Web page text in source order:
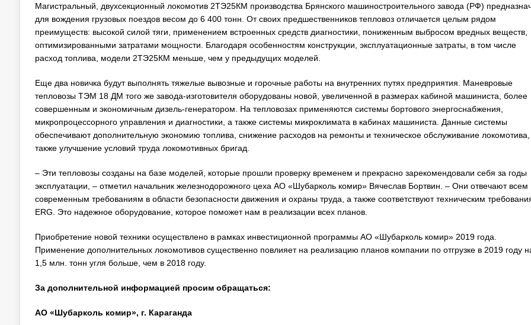
Магистральный, двухсекционный локомотив 2ТЭ25КМ производства Брянского машиностроительного завода (РФ)
для вождения грузовых поездов весом до 6 400 тонн. От своих предшественников тепловоз отличается целым рядом
преимуществ: высокой силой тяги, применением встроенных средств диагностики, пониженным выбросом вредных веществ,
оптимизированными затратами мощности. Благодаря особенностям конструкции, эксплуатационные затраты, в том числе
расход топлива, модели 2ТЭ25КМ меньше, чем у предыдущих моделей.
Еще два новичка будут выполнять тяжелые вывозные и горочные работы на внутренних путях предприятия. Маневровые
тепловозы ТЭМ 18 ДМ того же завода-изготовителя оборудованы новой, увеличенной в размерах кабиной машиниста, более
совершенным и экономичным дизель-генератором. На тепловозах применяются системы бортового энергоснабжения,
микропроцессорного управления и диагностики, а также системы микроклимата в кабинах машиниста. Данные системы
обеспечивают дополнительную экономию топлива, снижение расходов на ремонты и техническое обслуживание
также улучшение условий труда локомотивных бригад.
– Эти тепловозы созданы на базе моделей, которые прошли проверку временем и прекрасно зарекомендовали себя за годы
эксплуатации, – отметил начальник железнодорожного цеха АО «Шубарколь комир» Вячеслав Бортвин. – Они отвечают всем
современным требованиям в области безопасности движения и охраны труда, а также соответствуют техническим
ERG. Это надежное оборудование, которое поможет нам в реализации всех планов.
Приобретение новой техники осуществлено в рамках инвестиционной программы АО «Шубарколь комир» 2019 года.
Применение дополнительных локомотивов существенно повлияет на реализацию планов компании по отгрузке в 2019 году
1,5 млн. тонн угля больше, чем в 2018 году.
За дополнительной информацией просим обращаться:
АО «Шубарколь комир», г. Караганда